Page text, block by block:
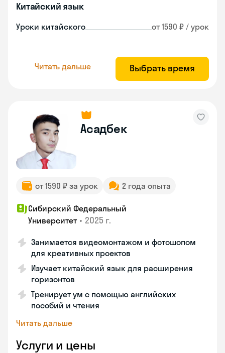
Китайский язык
Уроки китайского от 1590 ₽ / урок
Читать дальше Выбрать время
Асадбек
от 1590 ₽ за урок 2 года опыта
Сибирский Федеральный
Университет • 2025 г.
Занимается видеомонтажом и фотошопом
для креативных проектов
Изучает китайский язык для расширения
горизонтов
Тренирует ум с помощью английских
пособий и чтения
Читать дальше
Услуги и цены